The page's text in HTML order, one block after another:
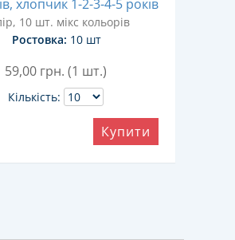
хлопчик 1-2-3-4-5 років
10 шт. мікс кольорів
Ростовка: 10 шт
59,00 грн. (1 шт.)
Кількість:
Купити